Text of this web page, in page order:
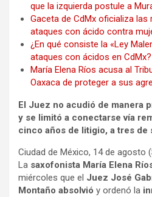
que la izquierda postule a
Gaceta de CdMx oficializa
ataques con ácido contra
¿En qué consiste la «Ley
ataques con ácidos en CdMx?
María Elena Ríos acusa al
Oaxaca de proteger a sus
El Juez no acudió de manera
y se limitó a conectarse vía
cinco años de litigio, a tres de
Ciudad de México, 14 de agosto
La saxofonista María Elena
miércoles que el Juez José
Montaño absolvió y ordenó la